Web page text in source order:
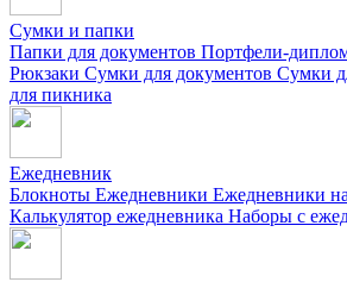
Сумки и папки
Папки для документов Портфели-
Рюкзаки Сумки для документов Сумки
для пикника
Ежедневник
Блокноты Ежедневники Ежедневники на
Калькулятор ежедневника Наборы с